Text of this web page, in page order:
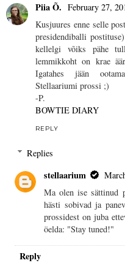
Piia Õ. February 27,
Kusjuures enne selle
presidendiballi
kellelgi võiks pähe
lemmikkoht on krae
Igatahes jään
Stellaariumi prossi ;)
-P.
BOWTIE DIARY
REPLY
Replies
stellaarium
Ma olen ise sättinud
hästi sobivad ja
prossidest on juba
öelda: "Stay tuned!"
Reply